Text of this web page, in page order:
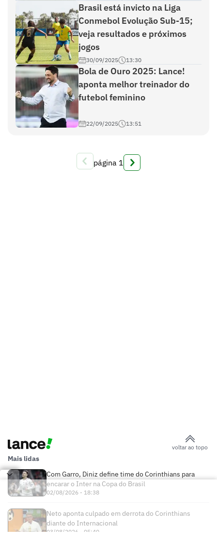
Brasil está invicto na Liga
Conmebol Evolução Sub-15;
veja resultados e próximos
jogos
30/09/2025 13:30
Bola de Ouro 2025: Lance!
aponta melhor treinador do
futebol feminino
22/09/2025 13:51
página 1
voltar ao topo
Mais lidas
Com Garro, Diniz define time do Corinthians para
encarar o Inter na Copa do Brasil
02/08/2026 - 18:38
Neto aponta culpado em derrota do Corinthians
diante do Internacional
03/08/2026 - 05:40